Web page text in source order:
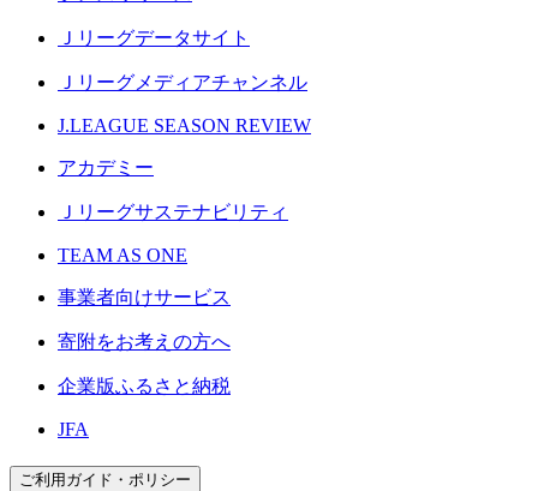
Ｊリーグデータサイト
Ｊリーグメディアチャンネル
J.LEAGUE SEASON REVIEW
アカデミー
Ｊリーグサステナビリティ
TEAM AS ONE
事業者向けサービス
寄附をお考えの方へ
企業版ふるさと納税
JFA
ご利用ガイド・ポリシー